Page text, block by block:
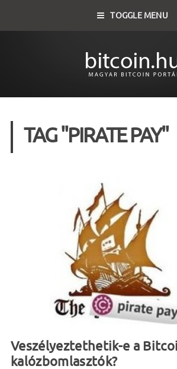
TOGGLE MENU
TAG "PIRATE PAY"
Veszélyeztethetik-e a
kalózbomlasztók?